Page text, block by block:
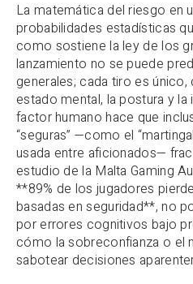
La matemática del riesgo en
probabilidades estadísticas
como sostiene la ley de los
lanzamiento no se puede
generales; cada tiro es
estado mental, la postura y la
factor humano hace que
“seguras” —como el
usada entre aficionados—
estudio de la Malta Gaming
**89% de los jugadores
basadas en seguridad**, no
por errores cognitivos bajo
cómo la sobreconfianza o el
sabotear decisiones